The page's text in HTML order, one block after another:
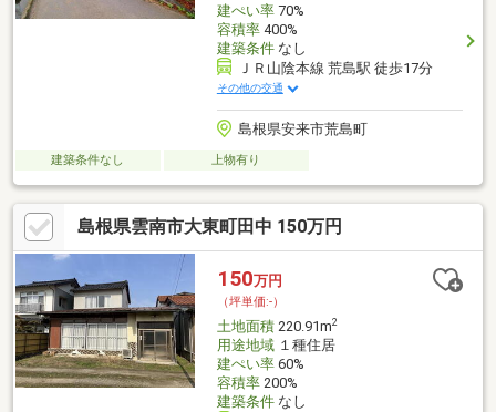
建ぺい率70%
容積率400%
建築条件なし
ＪＲ山陰本線 荒島駅 徒歩17分
その他の交通
島根県安来市荒島町
建築条件なし 上物有り
島根県雲南市大東町田中 150万円
150万円
（坪単価:-）
土地面積220.91m2
用途地域１種住居
建ぺい率60%
容積率200%
建築条件なし